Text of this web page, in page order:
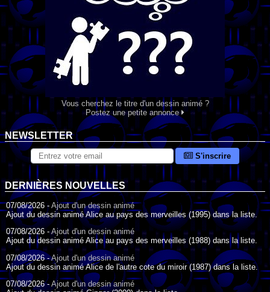
Vous cherchez le titre d'un dessin animé ?
Postez une petite annonce
NEWSLETTER
S'inscrire
DERNIÈRES NOUVELLES
07/08/2026 - Ajout d'un dessin animé
Ajout du dessin animé Alice au pays des merveilles (1995) dans la liste.
07/08/2026 -Ajout d'un dessin animé
Ajout du dessin animé Alice au pays des merveilles (1988) dans la liste.
07/08/2026 -Ajout d'un dessin animé
Ajout du dessin animé Alice de l'autre cote du miroir (1987) dans la liste.
07/08/2026 -Ajout d'un dessin animé